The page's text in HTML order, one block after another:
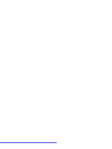
600 544 445